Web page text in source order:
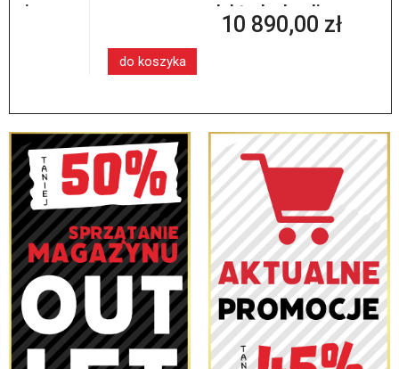
elektrohydrauliczny
10 890,00 zł